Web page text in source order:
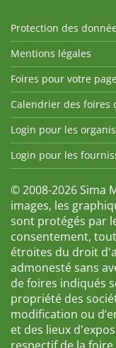
Protection des
Mentions légales
Foires pour votre
Calendrier des foires
Login pour les
Login pour les
© 2008-2026 Sima
images, les
sont protégés par
consentement,
étroites du droit
admonesté sans
de foires indiqués
propriété des
modification ou
et des lieux